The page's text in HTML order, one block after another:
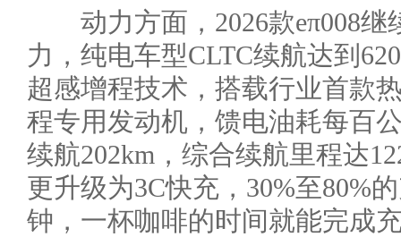
动力方面，2026款eπ008继
力，纯电车型CLTC续航达到
超感增程技术，搭载行业首款
程专用发动机，馈电油耗每百
续航202km，综合续航里程达
更升级为3C快充，30%至80%
钟，一杯咖啡的时间就能完成